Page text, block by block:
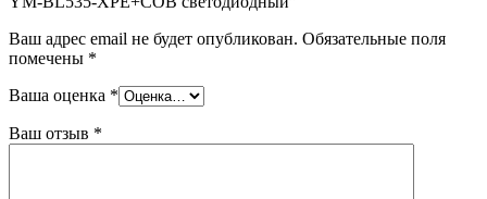
Ваш адрес email не будет опубликован. Обязательные поля
помечены *
Ваша оценка *
Ваш отзыв *